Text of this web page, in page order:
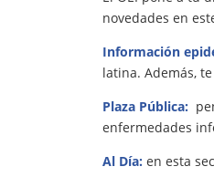
novedades en
Información
latina. Además,
Plaza Pública:
enfermedades
Al Día: en esta